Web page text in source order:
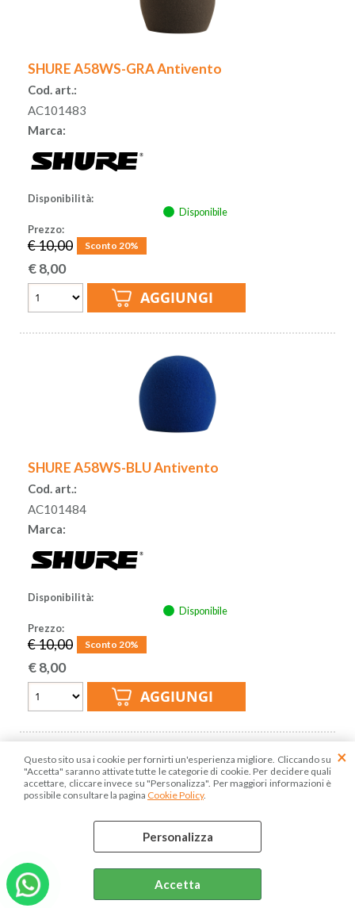
Questo sito usa i cookie per fornirti un'esperienza migliore. Cliccando su
"Accetta" saranno attivate tutte le categorie di cookie. Per decidere quali
accettare, cliccare invece su "Personalizza". Per maggiori informazioni è
possibile consultare la pagina Cookie Policy.
Personalizza
Accetta
SHURE A58WS-GRA Antivento
Cod. art.:
AC101483
Marca:
Disponibilità:
Disponibile
Prezzo:
€ 10,00 Sconto 20%
€8,00
SHURE A58WS-BLU Antivento
Cod. art.:
AC101484
Marca:
Disponibilità:
Disponibile
Prezzo:
€ 10,00 Sconto 20%
€8,00
SHURE A58WS-RED Antivento
Cod. art.: